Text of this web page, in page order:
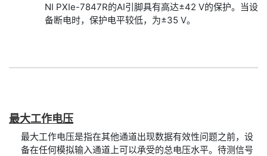
NI PXIe-7847R的AI引脚具有高达±42 V的保护。当设
备断电时，保护电平较低，为±35 V。
最大工作电压
最大工作电压是指在其他通道出现数据有效性问题之前，设
备在任何模拟输入通道上可以承受的总电压水平。待测信号